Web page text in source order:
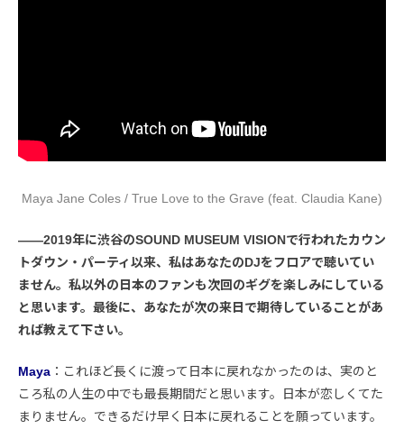
Maya Jane Coles / True Love to the Grave (feat. Claudia Kane)
――2019年に渋谷のSOUND MUSEUM VISIONで行われたカウン
トダウン・パーティ以来、私はあなたのDJをフロアで聴いてい
ません。私以外の日本のファンも次回のギグを楽しみにしている
と思います。最後に、あなたが次の来日で期待していることがあ
れば教えて下さい。
Maya ：これほど長くに渡って日本に戻れなかったのは、実のと
ころ私の人生の中でも最長期間だと思います。日本が恋しくてた
まりません。できるだけ早く日本に戻れることを願っています。